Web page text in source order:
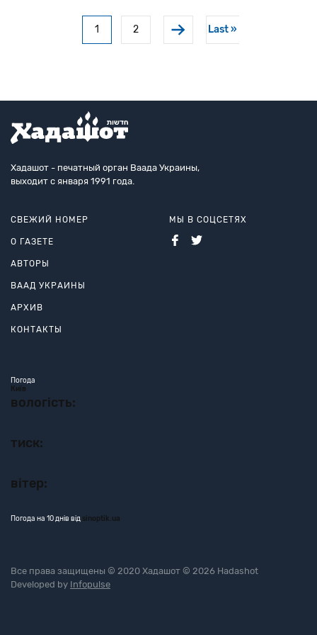
страницТекущая страница
1 Сторінка
2 Последняя
Last »
Хадашот - печатный орган Ваада Украины,
выходит с января 1991 года.
СВЕЖИЙ НОМЕР
О ГАЗЕТЕ
АВТОРЫ
ВААД УКРАИНЫ
АРХИВ
КОНТАКТЫ
МЫ В СОЦСЕТЯХ
Погода
Київ
вологість:
тиск:
вітер:
Погода на 10 днів від sinoptik.ua
Все права защищены © 2020 Хадашот © 2026 Hadashot
Developed by Infopulse